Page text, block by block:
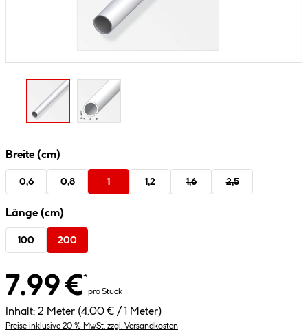
Breite (cm)
0,6 0,8 1 1,2 1,6 2,5
Länge (cm)
100 200
7.99 €*
pro Stück
Inhalt: 2 Meter (4.00 € / 1 Meter)
Preise inklusive 20 % MwSt. zzgl. Versandkosten